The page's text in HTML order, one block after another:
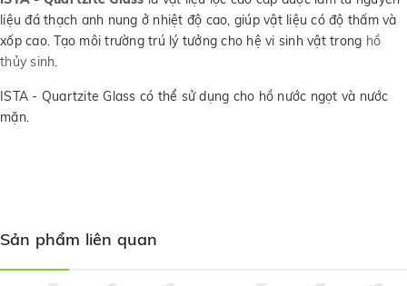
liệu đá thạch anh nung ở nhiệt độ cao, giúp vật liệu có độ thấm và
xốp cao. Tạo môi trường trú lý tưởng cho hệ vi sinh vật trong hồ
thủy sinh.
ISTA - Quartzite Glass có thể sử dụng cho hồ nước ngọt và nước
mặn.
Sản phẩm liên quan